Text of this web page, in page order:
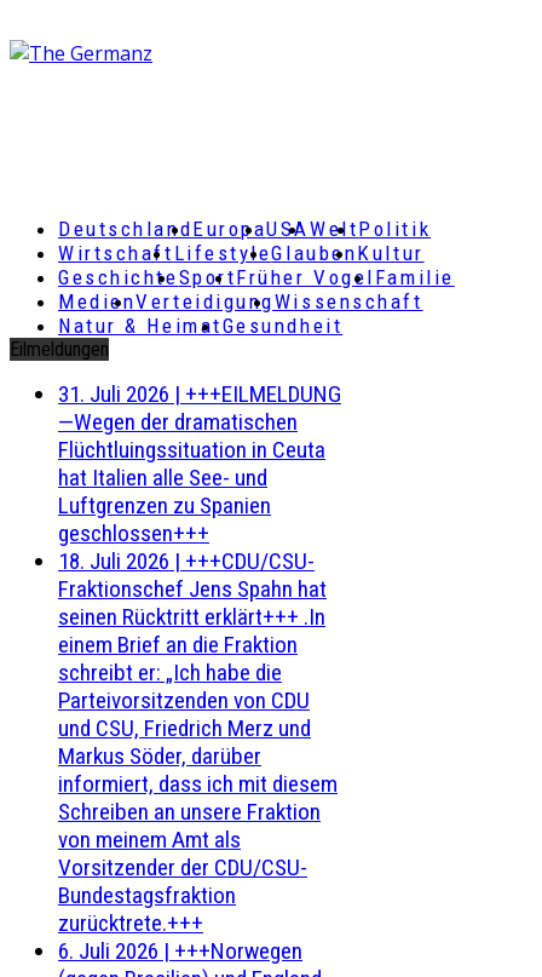
DeutschlandEuropaUSAWeltPolitik
Wirtschaft LifestyleGlaubenKultur
GeschichteSportFrüher Vogel Familie
MedienVerteidigungWissenschaft
Natur & HeimatGesundheit
Eilmeldungen
31. Juli 2026 | +++EILMELDUNG
—Wegen der dramatischen
Flüchtluingssituation in Ceuta
hat Italien alle See- und
Luftgrenzen zu Spanien
geschlossen+++
18. Juli 2026 | +++CDU/CSU-
Fraktionschef Jens Spahn hat
seinen Rücktritt erklärt+++ .In
einem Brief an die Fraktion
schreibt er: „Ich habe die
Parteivorsitzenden von CDU
und CSU, Friedrich Merz und
Markus Söder, darüber
informiert, dass ich mit diesem
Schreiben an unsere Fraktion
von meinem Amt als
Vorsitzender der CDU/CSU-
Bundestagsfraktion
zurücktrete.+++
6. Juli 2026 | +++Norwegen